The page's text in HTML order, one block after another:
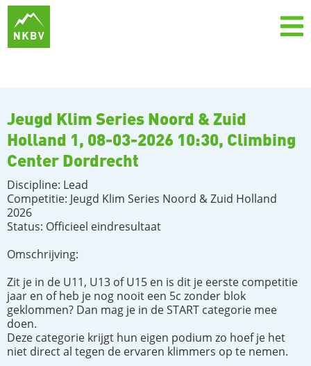
Jeugd Klim Series Noord & Zuid
Holland 1, 08-03-2026 10:30, Climbing
Center Dordrecht​
Discipline: Lead
Competitie: Jeugd Klim Series Noord & Zuid Holland
2026
Status: Officieel eindresultaat
Omschrijving:
Zit je in de U11, U13 of U15 en is dit je eerste competitie
jaar en of heb je nog nooit een 5c zonder blok
geklommen? Dan mag je in de START categorie mee
doen.
Deze categorie krijgt hun eigen podium zo hoef je het
niet direct al tegen de ervaren klimmers op te nemen.